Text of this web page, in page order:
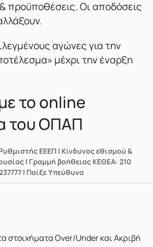
προϋποθέσεις. Οι αποδόσεις
αγώνες για την
μέχρι την έναρξη
το online
του ΟΠΑΠ
ΕΕΕΠ | Κίνδυνος εθισμού &
| Γραμμή βοήθειας ΚΕΘΕΑ: 210
| Παίξε Υπεύθυνα
στοιχήματα Over/Under και Ακριβή